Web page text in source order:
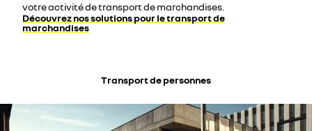
votre activité de transport de marchandises.
Découvrez nos solutions pour le transport de
marchandises
Transport de personnes